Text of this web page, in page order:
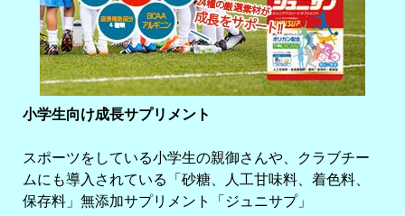
小学生向け成長サプリメント
スポーツをしている小学生の親御さんや、クラブチー
ムにも導入されている「砂糖、人工甘味料、着色料、
保存料」無添加サプリメント「ジュニサプ」